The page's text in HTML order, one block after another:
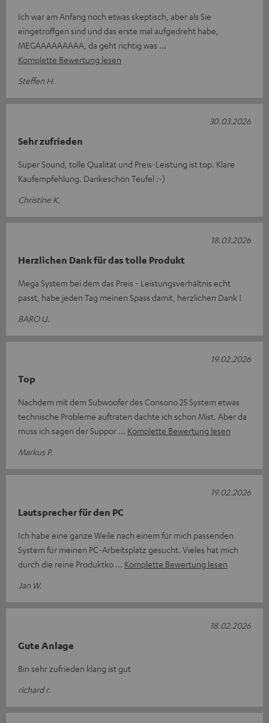
Ich war am Anfang noch etwas skeptisch, aber als Sie
eingetroffgen sind und das erste mal aufgedreht habe,
MEGAAAAAAAAA, da geht richtig was
Komplette Bewertung lesen
Steffen H.
Sehr zufrieden
Super Sound, tolle Qualität und Preis-Leistung ist top. Klare
Kaufempfehlung. Dankeschön Teufel :-)
Christine K.
30.03.2026
Herzlichen Dank für das tolle Produkt
Mega System bei dem das Preis - Leistungsverhältnis echt
passt, habe jeden Tag meinen Spass damit, herzlichen Dank !
BARO U.
18.03.2026
Top
Nachdem mit dem Subwoofer des Consono 25 System etwas
technische Probleme auftraten dachte ich schon Mist. Aber da
muss ich sagen der Suppor
Komplette Bewertung lesen
Markus P.
19.02.2026
Lautsprecher für den PC
Ich habe eine ganze Weile nach einem für mich passenden
System für meinen PC-Arbeitsplatz gesucht. Vieles hat mich
durch die reine Produktko
Komplette Bewertung lesen
Jan W.
19.02.2026
Gute Anlage
Bin sehr zufrieden klang ist gut
richard r.
18.02.2026